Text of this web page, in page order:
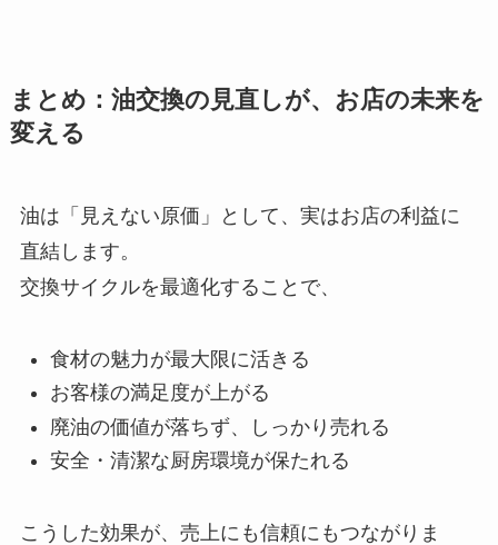
まとめ：油交換の見直しが、お店の未来を
変える
油は「見えない原価」として、実はお店の利益に
直結します。
交換サイクルを最適化することで、
食材の魅力が最大限に活きる
お客様の満足度が上がる
廃油の価値が落ちず、しっかり売れる
安全・清潔な厨房環境が保たれる
こうした効果が、売上にも信頼にもつながりま